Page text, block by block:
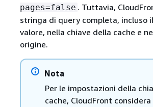
pages=false . Tuttavia,
stringa di query completa, incluso
valore, nella chiave della cache e
origine.
Nota
Per le impostazioni della
cache, CloudFront